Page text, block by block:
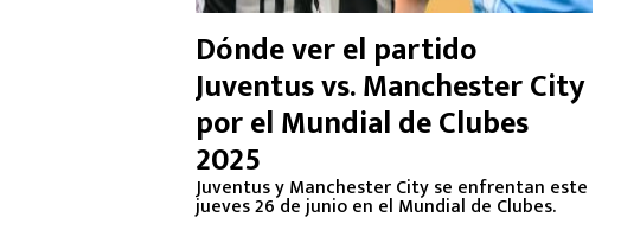
Dónde ver el partido
Juventus vs. Manchester City
por el Mundial de Clubes
2025
Juventus y Manchester City se enfrentan este
jueves 26 de junio en el Mundial de Clubes.